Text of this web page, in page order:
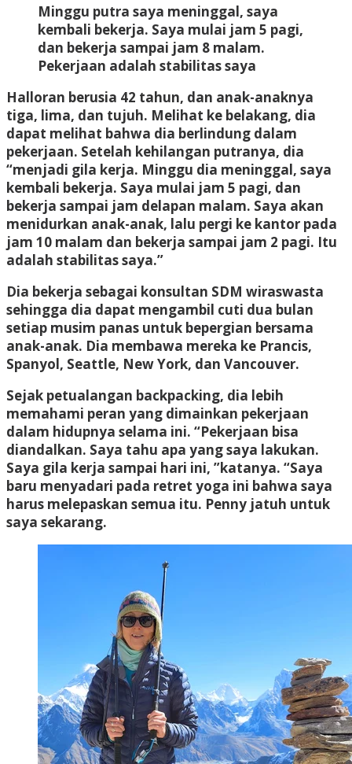
Minggu putra saya meninggal, saya
kembali bekerja. Saya mulai jam 5 pagi,
dan bekerja sampai jam 8 malam.
Pekerjaan adalah stabilitas saya
Halloran berusia 42 tahun, dan anak-anaknya
tiga, lima, dan tujuh. Melihat ke belakang, dia
dapat melihat bahwa dia berlindung dalam
pekerjaan. Setelah kehilangan putranya, dia
“menjadi gila kerja. Minggu dia meninggal, saya
kembali bekerja. Saya mulai jam 5 pagi, dan
bekerja sampai jam delapan malam. Saya akan
menidurkan anak-anak, lalu pergi ke kantor pada
jam 10 malam dan bekerja sampai jam 2 pagi. Itu
adalah stabilitas saya.”
Dia bekerja sebagai konsultan SDM wiraswasta
sehingga dia dapat mengambil cuti dua bulan
setiap musim panas untuk bepergian bersama
anak-anak. Dia membawa mereka ke Prancis,
Spanyol, Seattle, New York, dan Vancouver.
Sejak petualangan backpacking, dia lebih
memahami peran yang dimainkan pekerjaan
dalam hidupnya selama ini. “Pekerjaan bisa
diandalkan. Saya tahu apa yang saya lakukan.
Saya gila kerja sampai hari ini, ”katanya. “Saya
baru menyadari pada retret yoga ini bahwa saya
harus melepaskan semua itu. Penny jatuh untuk
saya sekarang.